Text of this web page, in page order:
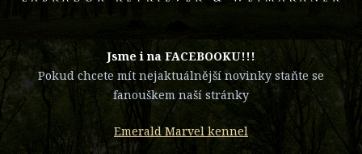
​Jsme i na FACEBOOKU!!!
Pokud chcete mít nejaktuálnější novinky staňte se
fanouškem naší stránky
Emerald Marvel kennel